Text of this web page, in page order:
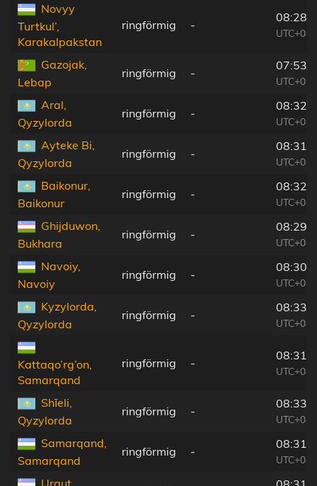
Novyy
Turtkul’,
Karakalpakstan
ringförmig -
Gazojak,
Lebap
ringförmig -
Aral,
Qyzylorda
ringförmig -
Ayteke Bi,
Qyzylorda
ringförmig -
Baikonur,
Baikonur
ringförmig -
Ghijduwon,
Bukhara
ringförmig -
Navoiy,
Navoiy
ringförmig -
Kyzylorda,
Qyzylorda
ringförmig -
Kattaqo’rg’on,
Samarqand
ringförmig -
Shīeli,
Qyzylorda
ringförmig -
Samarqand,
Samarqand
ringförmig -
Urgut,